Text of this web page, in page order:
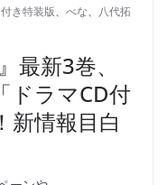
き特装版 べな
八代拓
最新3巻、
ドラマCD付
新情報目白